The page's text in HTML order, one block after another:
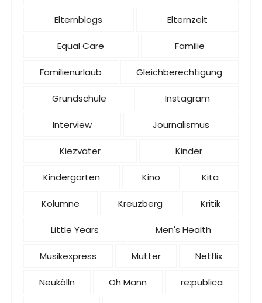
Elternblogs Elternzeit
Equal Care Familie
Familienurlaub Gleichberechtigung
Grundschule Instagram
Interview Journalismus
Kiezväter Kinder
Kindergarten Kino Kita
Kolumne Kreuzberg Kritik
Little Years Men's Health
Musikexpress Mütter Netflix
Neukölln Oh Mann re:publica